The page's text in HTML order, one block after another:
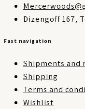
Dizengoff 167,
Fast navigation
Shipments and
Shipping
Terms and
Wishlist